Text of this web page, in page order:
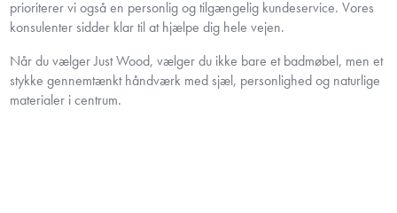
prioriterer vi også en personlig og tilgængelig kundeservice. Vores
konsulenter sidder klar til at hjælpe dig hele vejen.
Når du vælger Just Wood, vælger du ikke bare et badmøbel, men et
stykke gennemtænkt håndværk med sjæl, personlighed og naturlige
materialer i centrum.